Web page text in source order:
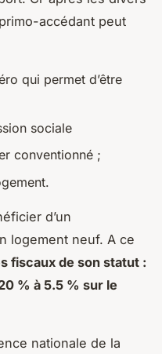
accédant peut
qui permet d’être
sociale
conventionné ;
d’un
logement neuf. A ce
fiscaux de son statut :
% à 5.5 % sur le
nationale de la